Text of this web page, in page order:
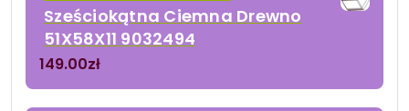
Sześciokątna Ciemna Drewno
51X58X11 9032494
149.00zł